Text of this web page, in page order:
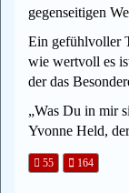
gegenseitigen
Ein gefühlvoller
wie wertvoll es
der das
„Was Du in mir
Yvonne Held,
55 164